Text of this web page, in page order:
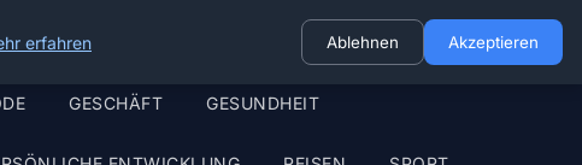
GESCHÄFT GESUNDHEIT
erfahren Ablehnen Akzeptieren